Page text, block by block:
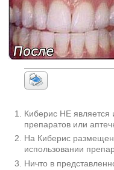
Киберис НЕ является
препаратов или
На Киберис
использовании
Ничто в